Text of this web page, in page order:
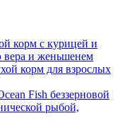
корм с курицей и
вера и женьшенем
корм для взрослых
Fish беззерновой
рыбой,